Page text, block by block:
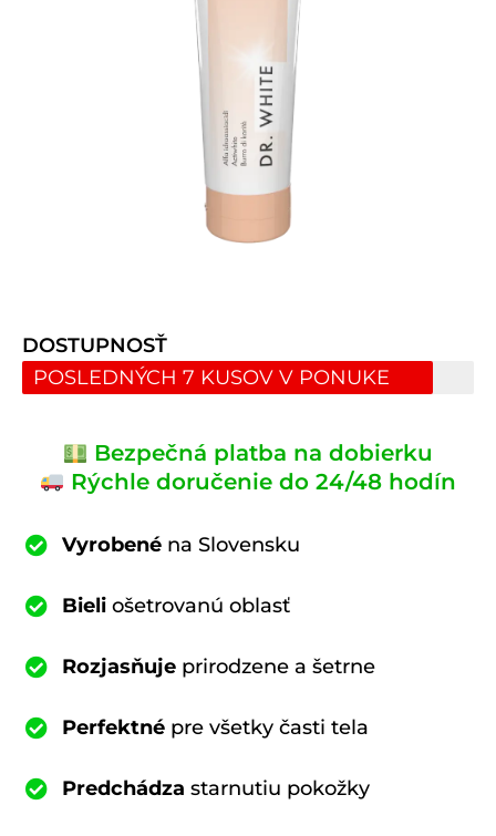
DOSTUPNOSŤ
POSLEDNÝCH 7 KUSOV V PONUKE
Bezpečná platba na dobierku
Rýchle doručenie do 24/48 hodín
Vyrobené na Slovensku
Bieli ošetrovanú oblasť
Rozjasňuje prirodzene a šetrne
Perfektné pre všetky časti tela
Predchádza starnutiu pokožky